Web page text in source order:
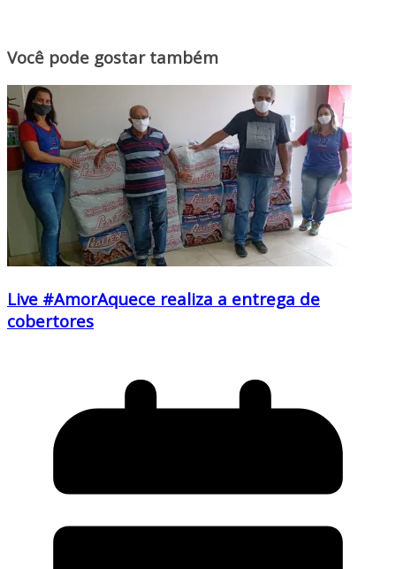
Você pode gostar também
Live #AmorAquece realiza a entrega de
cobertores